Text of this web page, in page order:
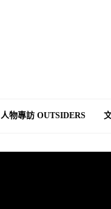
人物專訪 OUTSIDERS